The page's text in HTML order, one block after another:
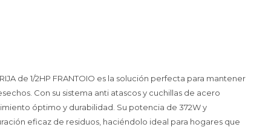
de 1/2HP FRANTOIO es la solución perfecta para mantener
Con su sistema anti atascos y cuchillas de acero
óptimo y durabilidad. Su potencia de 372W y
eficaz de residuos, haciéndolo ideal para hogares que